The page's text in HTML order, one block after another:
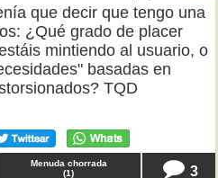
que decir que tengo una
¿Qué grado de placer
mintiendo al usuario, o
basadas en
TQD
Menuda chorrada
(1) 3